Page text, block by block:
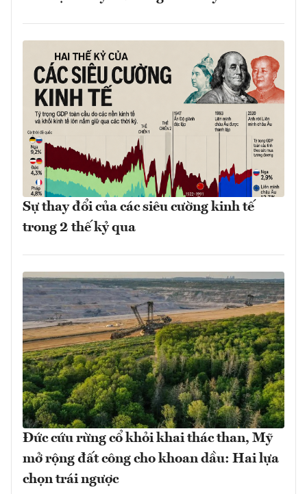
Sự thay đổi của các siêu cường kinh tế
trong 2 thế kỷ qua
Đức cứu rừng cổ khỏi khai thác than, Mỹ
mở rộng đất công cho khoan dầu: Hai lựa
chọn trái ngược